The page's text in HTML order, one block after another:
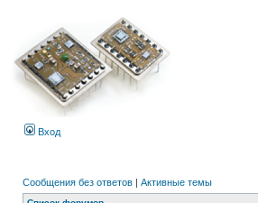
Вход
Сообщения без ответов | Активные темы